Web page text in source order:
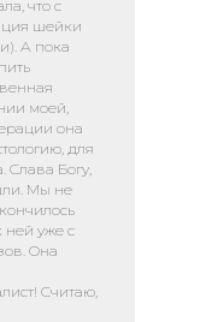
что с
шейки
А пока
моей,
она
для
Слава Богу,
Мы не
ней уже с
Она
Считаю,